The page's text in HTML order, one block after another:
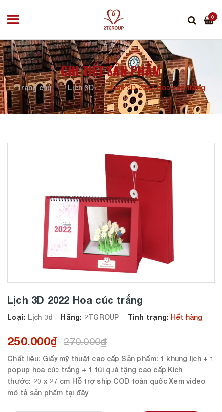
0
CHI TIẾT SẢN PHẨM
Trang chủ Lịch 3D Lịch 3D 2022 Hoa cúc trắng
Lịch 3D 2022 Hoa cúc trắng
Loại: Lịch 3d Hãng: 2TGROUP Tình trạng: Hết hàng
250.000₫ 270.000₫
Chất liệu: Giấy mỹ thuật cao cấp Sản phẩm: 1 khung lịch + 1
popup hoa cúc trắng + 1 túi quà tặng cao cấp Kích
thước: 20 x 27 cm Hỗ trợ ship COD toàn quốc Xem video
mô tả sản phẩm tại đây